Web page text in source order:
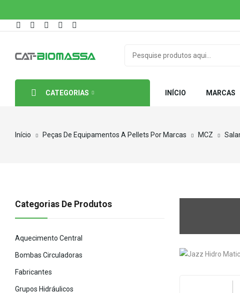
CATEGORIAS INÍCIO MARCAS
Início Peças De Equipamentos A Pellets Por Marcas MCZ
Categorias De Produtos
Aquecimento Central
Bombas Circuladoras
Fabricantes
Grupos Hidráulicos